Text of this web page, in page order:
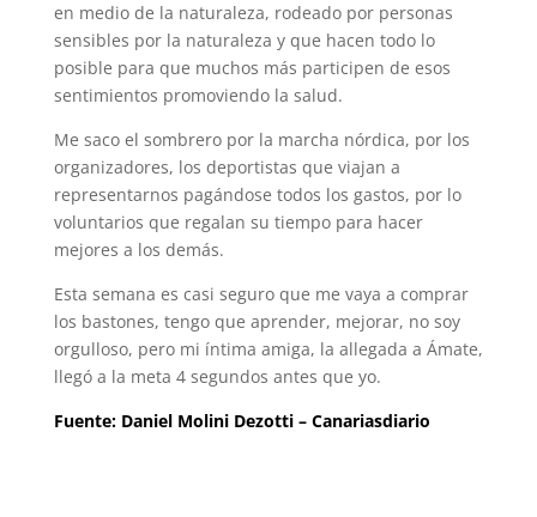
en medio de la naturaleza, rodeado por personas
sensibles por la naturaleza y que hacen todo lo
posible para que muchos más participen de esos
sentimientos promoviendo la salud.
Me saco el sombrero por la marcha nórdica, por los
organizadores, los deportistas que viajan a
representarnos pagándose todos los gastos, por lo
voluntarios que regalan su tiempo para hacer
mejores a los demás.
Esta semana es casi seguro que me vaya a comprar
los bastones, tengo que aprender, mejorar, no soy
orgulloso, pero mi íntima amiga, la allegada a Ámate,
llegó a la meta 4 segundos antes que yo.
Fuente: Daniel Molini Dezotti – Canariasdiario